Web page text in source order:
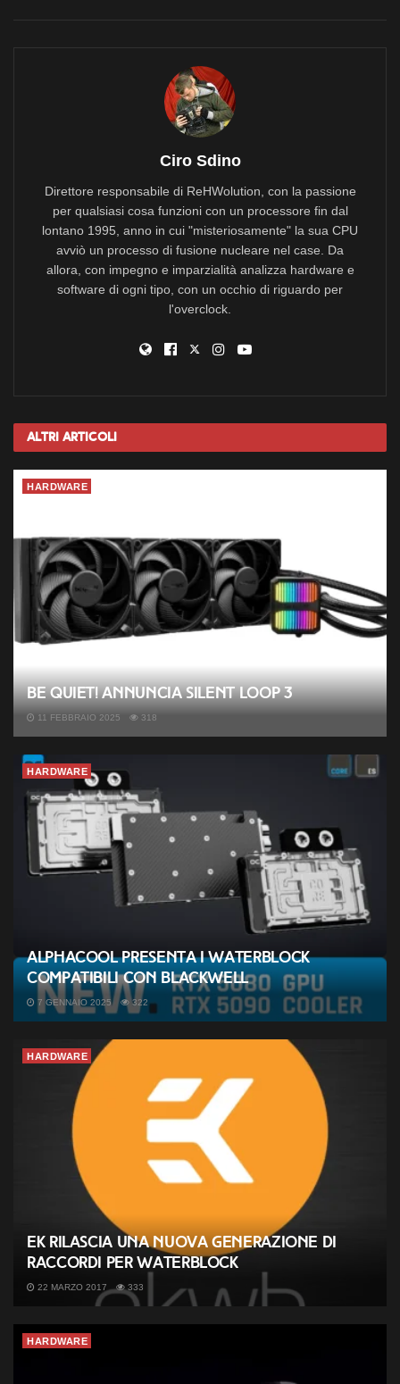
Ciro Sdino
Direttore responsabile di ReHWolution, con la passione
per qualsiasi cosa funzioni con un processore fin dal
lontano 1995, anno in cui "misteriosamente" la sua CPU
avviò un processo di fusione nucleare nel case. Da
allora, con impegno e imparzialità analizza hardware e
software di ogni tipo, con un occhio di riguardo per
l'overclock.
Altri Articoli
HARDWARE
be quiet! annuncia Silent Loop 3
11 FEBBRAIO 2025 318
HARDWARE
Alphacool presenta i waterblock
compatibili con Blackwell
7 GENNAIO 2025 322
HARDWARE
EK rilascia una nuova generazione di
raccordi per waterblock
22 MARZO 2017 333
HARDWARE